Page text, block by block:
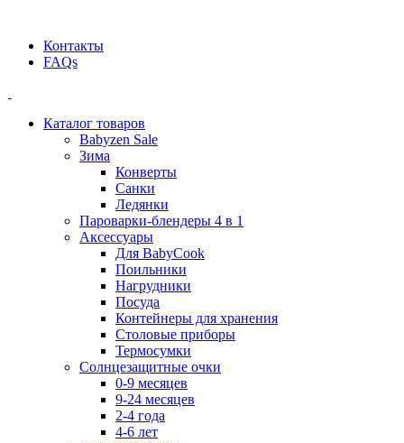
Контакты
FAQs
Каталог товаров
Babyzen Sale
Зима
Конверты
Санки
Ледянки
Пароварки-блендеры 4 в 1
Аксессуары
Для BabyCook
Поильники
Нагрудники
Посуда
Контейнеры для хранения
Столовые приборы
Термосумки
Солнцезащитные очки
0-9 месяцев
9-24 месяцев
2-4 года
4-6 лет